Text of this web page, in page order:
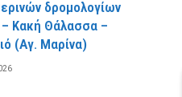
δρομολογίων
Κακή Θάλασσα –
(Αγ. Μαρίνα)